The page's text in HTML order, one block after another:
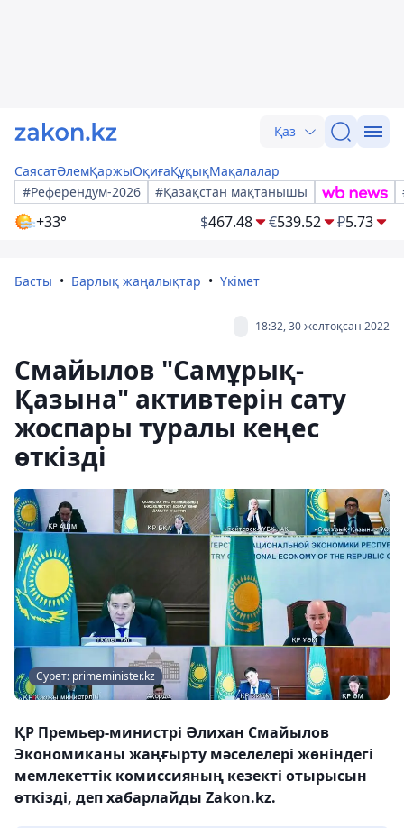
Қаз
СаясатӘлемҚаржыОқиғаҚұқықМақалалар
#Референдум-2026
#Қазақстан мақтанышы
+33° $467.48 €539.52 ₽5.73
Басты Барлық жаңалықтар Үкімет
18:32, 30 желтоқсан 2022
Смайылов "Самұрық-
Қазына" активтерін сату
жоспары туралы кеңес
өткізді
Сурет: primeminister.kz
ҚР Премьер-министрі Әлихан Смайылов
Экономиканы жаңғырту мәселелері жөніндегі
мемлекеттік комиссияның кезекті отырысын
өткізді, деп хабарлайды Zakon.kz.